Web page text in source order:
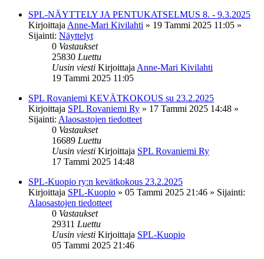
SPL-NÄYTTELY JA PENTUKATSELMUS 8. - 9.3.2025
Kirjoittaja Anne-Mari Kivilahti » 19 Tammi 2025 11:05 »
Sijainti: Näyttelyt
0 Vastaukset
25830 Luettu
Uusin viesti Kirjoittaja Anne-Mari Kivilahti
19 Tammi 2025 11:05
SPL Rovaniemi KEVÄTKOKOUS su 23.2.2025
Kirjoittaja SPL Rovaniemi Ry » 17 Tammi 2025 14:48 »
Sijainti: Alaosastojen tiedotteet
0 Vastaukset
16689 Luettu
Uusin viesti Kirjoittaja SPL Rovaniemi Ry
17 Tammi 2025 14:48
SPL-Kuopio ry:n kevätkokous 23.2.2025
Kirjoittaja SPL-Kuopio » 05 Tammi 2025 21:46 » Sijainti:
Alaosastojen tiedotteet
0 Vastaukset
29311 Luettu
Uusin viesti Kirjoittaja SPL-Kuopio
05 Tammi 2025 21:46